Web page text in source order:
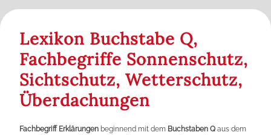
Lexikon Buchstabe Q,
Fachbegriffe Sonnenschutz,
Sichtschutz, Wetterschutz,
Überdachungen
Fachbegriff Erklärungen beginnend mit dem Buchstaben Q aus dem